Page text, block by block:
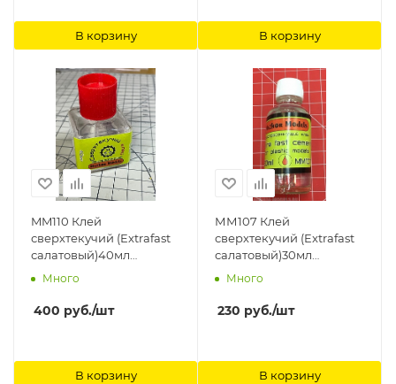
В корзину В корзину
MM110 Клей
сверхтекучий (Extrafast
салатовый)40мл
Мастерская Мажор
Много
400 руб./шт
В корзину
ММ107 Клей
сверхтекучий (Extrafast
салатовый)30мл
Мастерская Мажор
Много
230 руб./шт
В корзину